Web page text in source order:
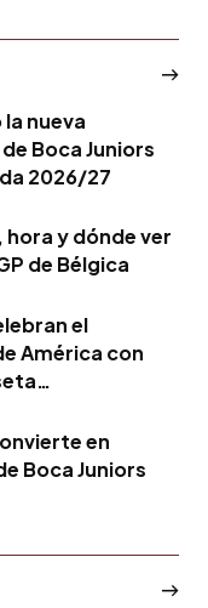
nueva
Boca Juniors
2026/27
hora y dónde ver
de Bélgica
el
América con
en
Boca Juniors